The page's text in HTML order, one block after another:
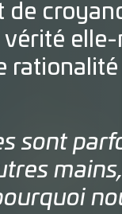
de
sont